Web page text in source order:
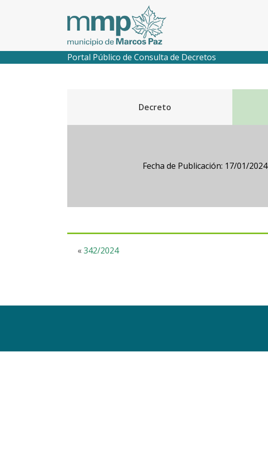
Portal Público de Consulta de Decretos
Decreto
Fecha de Publicación: 17/01/2024
«342/2024